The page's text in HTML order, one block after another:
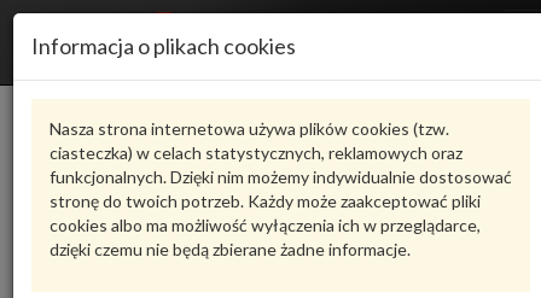
Informacja o plikach cookies
Nasza strona internetowa używa plików cookies (tzw.
ciasteczka) w celach statystycznych, reklamowych oraz
funkcjonalnych. Dzięki nim możemy indywidualnie dostosować
stronę do twoich potrzeb. Każdy może zaakceptować pliki
cookies albo ma możliwość wyłączenia ich w przeglądarce,
dzięki czemu nie będą zbierane żadne informacje.
Karta produktu
4M0807453AVAG
VAG - produkt oryginalny VW AUDI SEAT SKODA